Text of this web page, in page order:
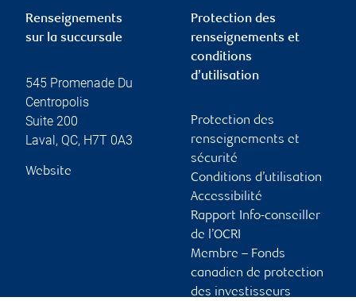
Renseignements
sur la succursale
545 Promenade Du
Centropolis
Suite 200
Laval , QC, H7T 0A3
Website
Protection des
renseignements et
conditions
d’utilisation
Protection des
renseignements et
sécurité
Conditions d’utilisation
Accessibilité
Rapport Info-conseiller
de l’OCRI
Membre – Fonds
canadien de protection
des investisseurs